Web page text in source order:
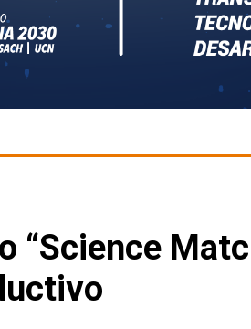
“Science